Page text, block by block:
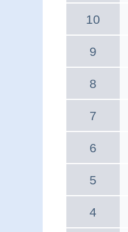
10
9
8
7
6
5
4